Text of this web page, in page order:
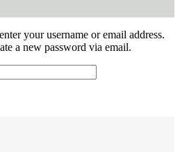
your username or email address.
a new password via email.